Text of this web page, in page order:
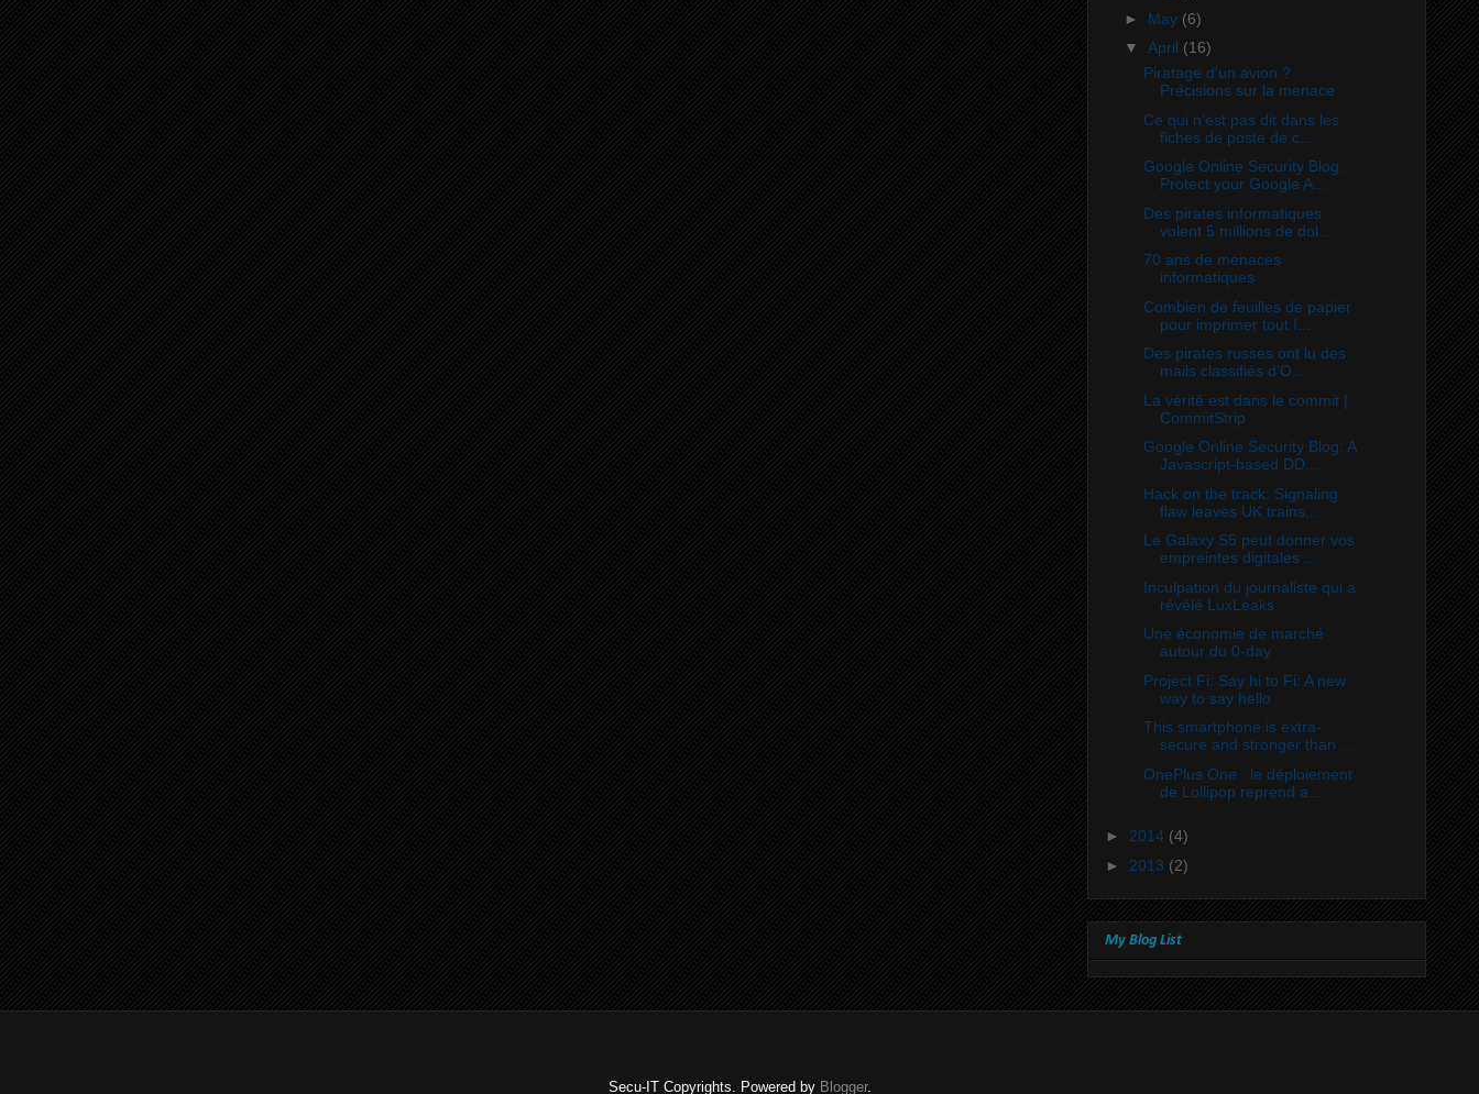
► May (6)
▼ April (16)
Piratage d'un avion ?
Précisions sur la menace
Ce qui n’est pas dit dans les
fiches de poste de c...
Google Online Security Blog:
Protect your Google A...
Des pirates informatiques
volent 5 millions de dol...
70 ans de menaces
informatiques
Combien de feuilles de papier
pour imprimer tout I...
Des pirates russes ont lu des
mails classifiés d'O...
La vérité est dans le commit |
CommitStrip
Google Online Security Blog: A
Javascript-based DD...
Hack on the track: Signaling
flaw leaves UK trains...
Le Galaxy S5 peut donner vos
empreintes digitales ...
Inculpation du journaliste qui a
révélé LuxLeaks
Une économie de marché
autour du 0-day
Project Fi: Say hi to Fi: A new
way to say hello
This smartphone is extra-
secure and stronger than ...
OnePlus One : le déploiement
de Lollipop reprend a...
► 2014 (4)
► 2013 (2)
My Blog List
Secu-IT Copyrights. Powered by Blogger.